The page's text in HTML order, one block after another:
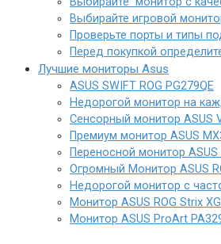
Выбирайте игровой
Проверьте порты и типы
Перед покупкой
Лучшие мониторы Asus
ASUS SWIFT ROG PG279QE
Недорогой монитор на
Сенсорный монитор ASUS
Премиум монитор ASUS
Переносной монитор ASUS
Огромный Монитор ASUS
Недорогой монитор с
Монитор ASUS ROG Strix
Монитор ASUS ProArt